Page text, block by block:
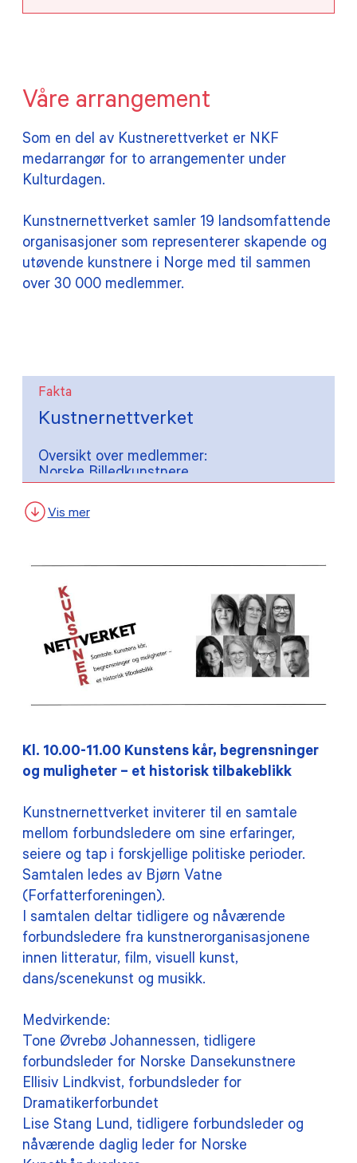
Våre arrangement
Som en del av Kustnerettverket er NKF
medarrangør for to arrangementer under
Kulturdagen.
Kunstnernettverket samler 19 landsomfattende
organisasjoner som representerer skapende og
utøvende kunstnere i Norge med til sammen
over 30 000 medlemmer.
Fakta
Kustnernettverket
Oversikt over medlemmer:
Norske Billedkunstnere
Forbundet Frie Fotografer
Grafill
Norske Dramatikeres Forbund
Norsk oversetterforening
Norsk faglitterær forfatter- og
oversetterforening
GramArt
Creo
Norsk Komponistforening
NOPA
Norsk Filmforbund
Norske Filmregissører
Navio - Norsk Audiovisuell
Kunstnernettverkets hjemmeside.
Vis mer
Kl. 10.00-11.00 Kunstens kår, begrensninger
og muligheter – et historisk tilbakeblikk
Kunstnernettverket inviterer til en samtale
mellom forbundsledere om sine erfaringer,
seiere og tap i forskjellige politiske perioder.
Samtalen ledes av Bjørn Vatne
(Forfatterforeningen).
I samtalen deltar tidligere og nåværende
forbundsledere fra kunstnerorganisasjonene
innen litteratur, film, visuell kunst,
dans/scenekunst og musikk.
Medvirkende:
Tone Øvrebø Johannessen, tidligere
forbundsleder for Norske Dansekunstnere
Ellisiv Lindkvist, forbundsleder for
Dramatikerforbundet
Lise Stang Lund, tidligere forbundsleder og
nåværende daglig leder for Norske